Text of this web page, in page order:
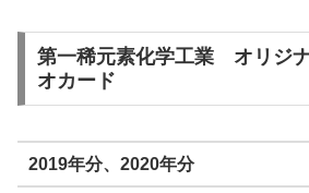
第一稀元素化学工業 オリジ
オカード
2019年分、2020年分